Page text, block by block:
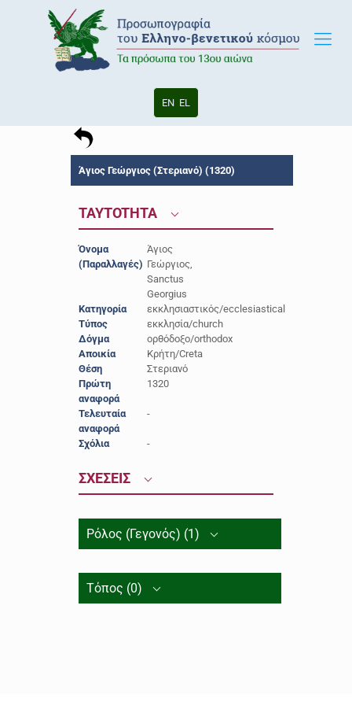
EN EL
Άγιος Γεώργιος (Στεριανό) (1320)
TAYTOTHTA
Όνομα
(Παραλλαγές)
Άγιος
Γεώργιος,
Sanctus
Georgius
Κατηγορία
εκκλησιαστικός/ecclesiastical
Τύπος
εκκλησία/church
Δόγμα
ορθόδοξο/orthodox
Αποικία
Κρήτη/Creta
Θέση
Στεριανό
Πρώτη
αναφορά
1320
Τελευταία
αναφορά
-
Σχόλια -
ΣΧΕΣΕΙΣ
Ρόλος (Γεγονός) (1)
Τόπος (0)